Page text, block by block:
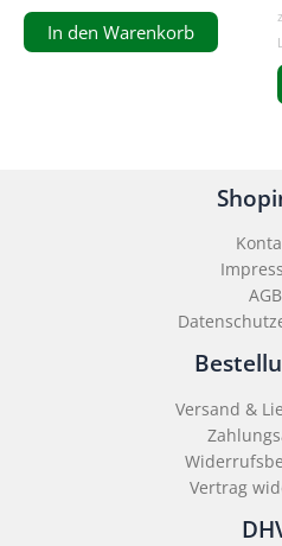
In den Warenkorb
AGB
Versand &
Vertrag